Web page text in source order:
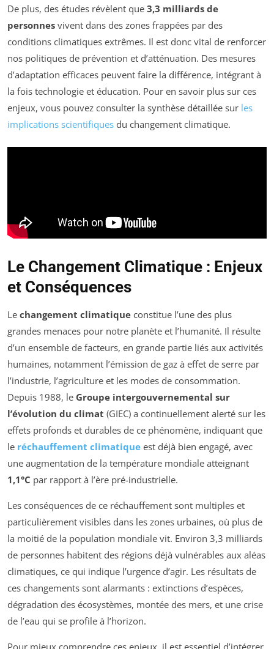
De plus, des études révèlent que 3,3 milliards de
personnes vivent dans des zones frappées par des
conditions climatiques extrêmes. Il est donc vital de renforcer
nos politiques de prévention et d’atténuation. Des mesures
d’adaptation efficaces peuvent faire la différence, intégrant à
la fois technologie et éducation. Pour en savoir plus sur ces
enjeux, vous pouvez consulter la synthèse détaillée sur les
implications scientifiques du changement climatique.
Le Changement Climatique : Enjeux
et Conséquences
Le changement climatique constitue l’une des plus
grandes menaces pour notre planète et l’humanité. Il résulte
d’un ensemble de facteurs, en grande partie liés aux activités
humaines, notamment l’émission de gaz à effet de serre par
l’industrie, l’agriculture et les modes de consommation.
Depuis 1988, le Groupe intergouvernemental sur
l’évolution du climat (GIEC) a continuellement alerté sur les
effets profonds et durables de ce phénomène, indiquant que
le réchauffement climatique est déjà bien engagé, avec
une augmentation de la température mondiale atteignant
1,1°C par rapport à l’ère pré-industrielle.
Les conséquences de ce réchauffement sont multiples et
particulièrement visibles dans les zones urbaines, où plus de
la moitié de la population mondiale vit. Environ 3,3 milliards
de personnes habitent des régions déjà vulnérables aux aléas
climatiques, ce qui indique l’urgence d’agir. Les résultats de
ces changements sont alarmants : extinctions d’espèces,
dégradation des écosystèmes, montée des mers, et une crise
de l’eau qui se profile à l’horizon.
Pour mieux comprendre ces enjeux, il est essentiel d’intégrer